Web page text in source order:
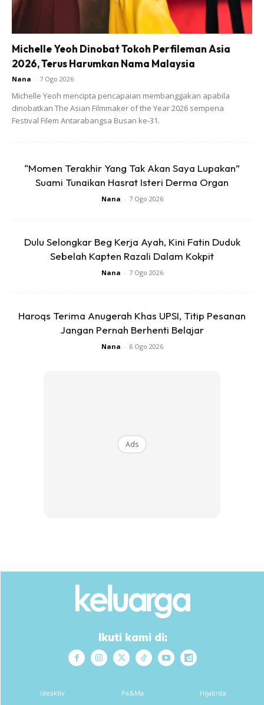
Ads
3. Badam
Badam mengandungi magnesium yang berupaya
otot-otot badan. Bukan itu sahaja, badam juga
mengandungi protein yang berupaya
menstabilkan kadar
dalam darah ketika tidur. Sambil menonton,
Ads
Michelle Yeoh Dinobat Tokoh Perfileman Asia
2026, Terus Harumkan Nama Malaysia
Nana - 7 Ogo 2026
Michelle Yeoh mencipta pencapaian membanggakan apabila
dinobatkan The Asian Filmmaker of the Year 2026 sempena
Festival Filem Antarabangsa Busan ke-31.
“Momen Terakhir Yang Tak Akan Saya Lupakan”
Suami Tunaikan Hasrat Isteri Derma Organ
Nana - 7 Ogo 2026
Dulu Selongkar Beg Kerja Ayah, Kini Fatin Duduk
Sebelah Kapten Razali Dalam Kokpit
Nana - 7 Ogo 2026
Haroqs Terima Anugerah Khas UPSI, Titip Pesanan
Jangan Pernah Berhenti Belajar
Nana - 6 Ogo 2026
Ads
Ikuti kami di:
Ideaktiv Pa&Ma Hijabista